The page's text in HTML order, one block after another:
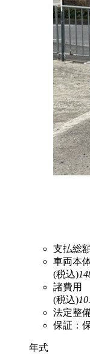
支払総
車両本
(税込)
諸費用
(税込)
法定整
保証：
年式